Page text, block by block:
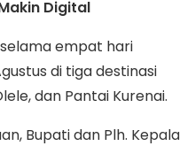
Digital
empat hari
di tiga destinasi
dan Pantai Kurenai.
Bupati dan Plh. Kepala